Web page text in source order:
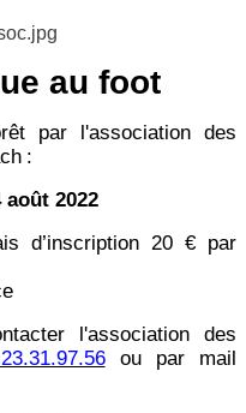
au foot
par l'association des
:
août 2022
d’inscription 20 € par
l'association des
ou par mail